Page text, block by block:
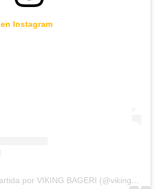
Instagram
Una publicación compartida por VIKING BAGERI (@vikingbageri)